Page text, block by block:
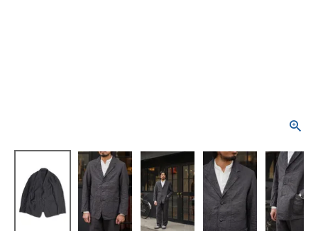
ログイン person 会員登録